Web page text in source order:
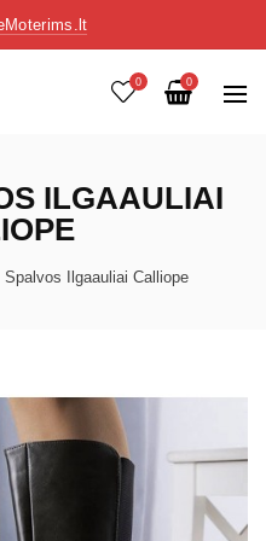
0 0
ILGAAULIAI
Spalvos Ilgaauliai Calliope